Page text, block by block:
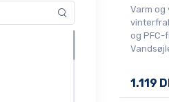
Varm
og PFC-
1.119